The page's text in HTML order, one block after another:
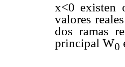
x<0 existen
valores
dos ramas
principal W0